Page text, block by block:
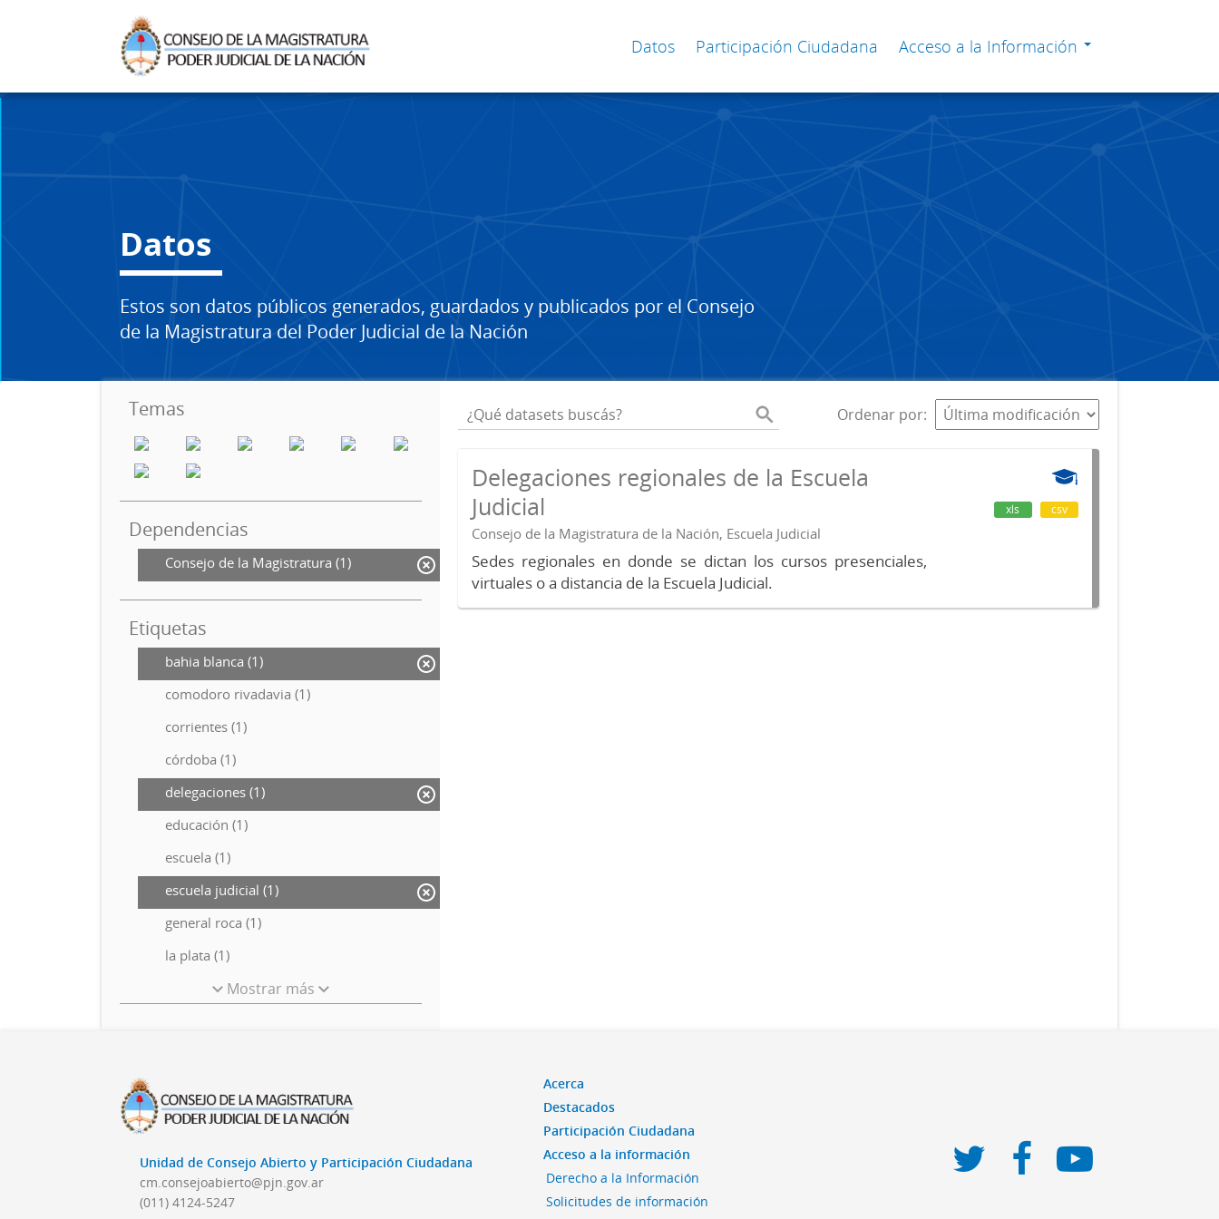
Datos Participación Ciudadana Acceso a la Información
Datos
Estos son datos públicos generados, guardados y publicados por el Consejo
de la Magistratura del Poder Judicial de la Nación
Temas
Dependencias
Consejo de la Magistratura (1)
Etiquetas
bahia blanca (1)
comodoro rivadavia (1)
corrientes (1)
córdoba (1)
delegaciones (1)
educación (1)
escuela (1)
escuela judicial (1)
general roca (1)
la plata (1)
Mostrar más
Ordenar por
Delegaciones regionales de la Escuela
Judicial
Consejo de la Magistratura de la Nación, Escuela Judicial
Sedes regionales en donde se dictan los cursos presenciales,
virtuales o a distancia de la Escuela Judicial.
xls csv
Unidad de Consejo Abierto y Participación Ciudadana
cm.consejoabierto@pjn.gov.ar
(011) 4124-5247
Acerca
Destacados
Participación Ciudadana
Acceso a la información
Derecho a la Información
Solicitudes de información